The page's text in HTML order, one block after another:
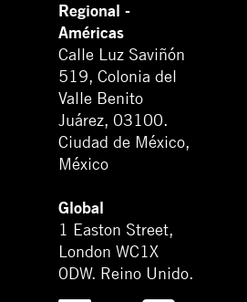
Regional -
Américas
Calle Luz Saviñón
519, Colonia del
Valle Benito
Juárez, 03100.
Ciudad de México,
México
Global
1 Easton Street,
London WC1X
0DW. Reino Unido.